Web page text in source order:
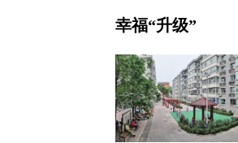
幸福“升级”